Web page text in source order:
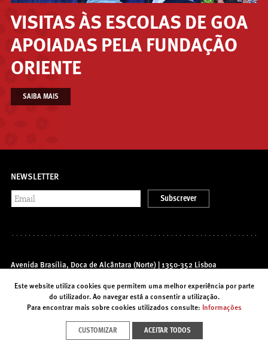
VISITAS ÀS ESCOLAS DE GOA
APOIADAS PELA FUNDAÇÃO
ORIENTE
SAIBA MAIS
NEWSLETTER
Subscrever
Avenida Brasília, Doca de Alcântara (Norte) | 1350-352 Lisboa
Este website utiliza cookies que permitem uma melhor experiência por parte
do utilizador. Ao navegar está a consentir a utilização.
Para encontrar mais sobre cookies utilizados consulte: Informações
CUSTOMIZAR ACEITAR TODOS